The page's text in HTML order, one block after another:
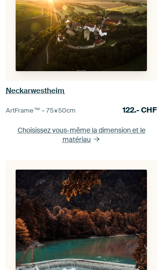
Neckarwestheim
ArtFrame™ –75×50cm 122.-CHF
Choisissez vous-même la dimensionet le
matériau